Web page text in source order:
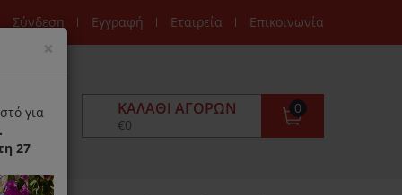
Σύνδεση Εγγραφή Εταιρεία Επικοινωνία
ΚΑΛΆΘΙ ΑΓΟΡΏΝ
0
€0
× Close
για
27